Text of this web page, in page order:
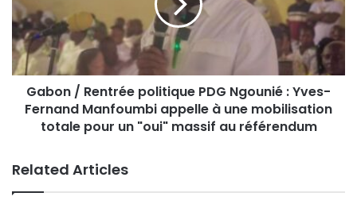
Gabon / Rentrée politique PDG Ngounié : Yves-
Fernand Manfoumbi appelle à une mobilisation
totale pour un "oui" massif au référendum
Related Articles